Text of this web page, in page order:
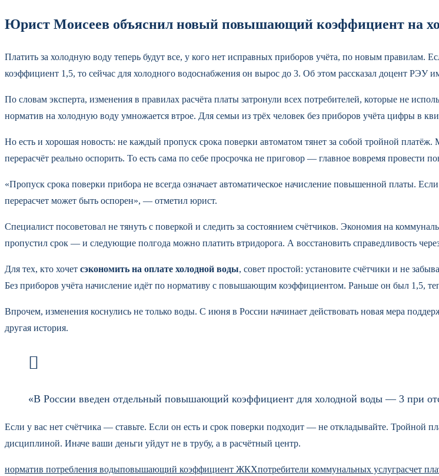
Юрист Моисеев объяснил новый повышающий коэффициент на
Платить за холодную воду теперь будут все, у кого нет исправных приборов учёта, по новым правилам.
коэффициент 1,5, то сейчас для холодного водоснабжения он вырос до 3. Об этом рассказал доцент
По словам эксперта, изменения в правилах расчёта платы затронули всех потребителей, которые не
норматив на холодную воду умножается втрое. Для семьи из трёх человек без приборов учёта цифры в
Но есть и хорошая новость: не каждый пропуск срока поверки автоматом тянет за собой тройной
перерасчёт реально оспорить. То есть сама по себе просрочка не приговор — главное вовремя провести
«Пропуск срока поверки прибора не всегда означает автоматическое начисление повышенной платы.
перерасчет может быть оспорен», — отметил юрист.
Специалист посоветовал не тянуть с поверкой и следить за состоянием счётчиков. Экономия на
пропустил срок — и следующие полгода можно платить втридорога. А восстановить справедливость
Для тех, кто хочет сэкономить на оплате холодной воды, совет простой: установите счётчики и не
Без приборов учёта начисление идёт по нормативу с повышающим коэффициентом. Раньше он был 1,5,
Впрочем, изменения коснулись не только воды. С июня в России начинает действовать новая мера
другая история.
«В России введен отдельный повышающий коэффициент для холодной воды — 3 при
Если у вас нет счётчика — ставьте. Если он есть и срок поверки подходит — не откладывайте. Тройной
дисциплиной. Иначе ваши деньги уйдут не в трубу, а в расчётный центр.
норматив потребления водыповышающий коэффициент ЖКХпотребители коммунальных услуграсчет